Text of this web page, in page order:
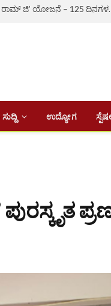
ಔರಾದ್: ಗ್ರಾಮೀಣ ಬದುಕಿಗೆ
ಉದ್ಯೋಗ